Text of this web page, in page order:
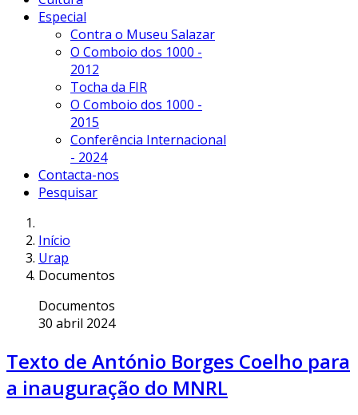
Especial
Contra o Museu Salazar
O Comboio dos 1000 -
2012
Tocha da FIR
O Comboio dos 1000 -
2015
Conferência Internacional
- 2024
Contacta-nos
Pesquisar
Início
Urap
Documentos
Documentos
30 abril 2024
Texto de António Borges Coelho para
a inauguração do MNRL